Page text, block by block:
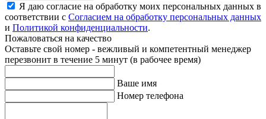
Я даю согласие на обработку моих персональных данных в
соответствии с Согласием на обработку персональных данных
и Политикой конфиденциальности.
Пожаловаться на качество
Оставьте свой номер - вежливый и компетентный менеджер
перезвонит в течение 5 минут (в рабочее время)
Ваше имя
Номер телефона